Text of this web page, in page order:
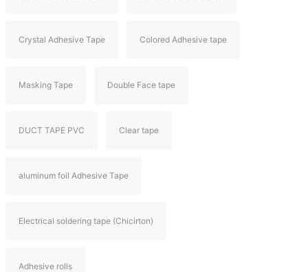
Crystal Adhesive Tape Colored Adhesive tape
Masking Tape Double Face tape
DUCT TAPE PVC Clear tape
aluminum foil Adhesive Tape
Electrical soldering tape (Chicirton)
Adhesive rolls